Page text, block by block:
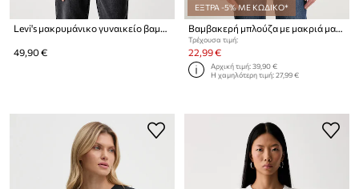
Levi's μακρυμάνικο γυναικείο βαμβακερό ESSENTIAL LS 2-pack
49,90 €
ΕΞΤΡΑ -5% ΜΕ ΚΩΔΙΚΟ*
Βαμβακερή μπλούζα με μακριά μανίκια Levi's ESSENTIAL HM
Τρέχουσα τιμή:
22,99 €
Αρχική τιμή:39,90 €
Η χαμηλότερη τιμή:27,99 €